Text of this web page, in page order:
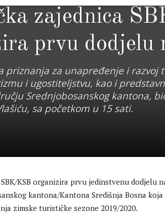
zajednica
prvu dodjelu
priznanja za unapređenje i
i ugostiteljstvu, kao i
Srednjobosanskog kantona,
sa početkom u 15 sati.
KSB organizira prvu jedinstvenu dodjelu
kantona/Kantona Središnja Bosna
zimske turističke sezone 2019/2020.